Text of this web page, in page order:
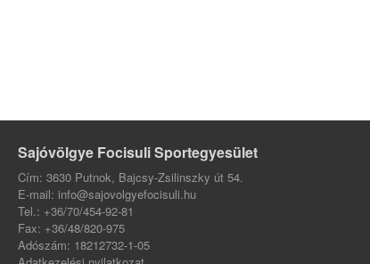
Sajóvölgye Focisuli Sportegyesület
Cím: 3630 Putnok, Bajcsy-Zsilinszky út 54.
E-mail: info@sajovolgyefocisuli.hu
Tel.: +36/70/454-92-81
Fax: +36/48/820-975
Adószám: 18212732-1-05